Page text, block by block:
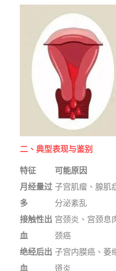
二、典型表现与鉴别
特征 可能原因
月经量过
多
子宫肌瘤、腺肌
分泌紊乱
接触性出
血
宫颈炎、宫颈息
颈癌
绝经后出
血
子宫内膜癌、萎
道炎